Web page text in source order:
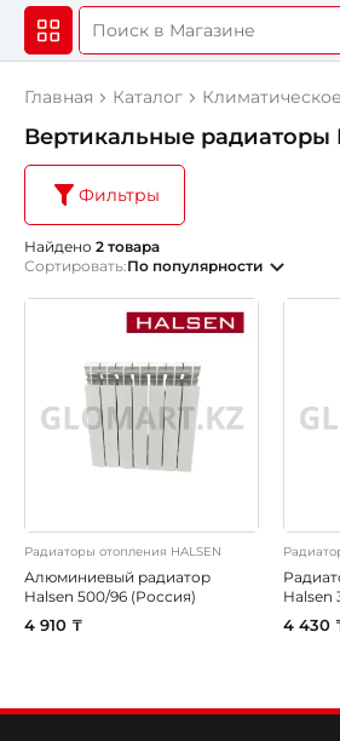
Главная Каталог
Вертикальные радиаторы
Фильтры
Найдено 2 товара
Сортировать:По популярности
Радиаторы отопления HALSEN
Алюминиевый радиатор
Halsen 500/96 (Россия)
4 910 ₸
Halsen
4 430